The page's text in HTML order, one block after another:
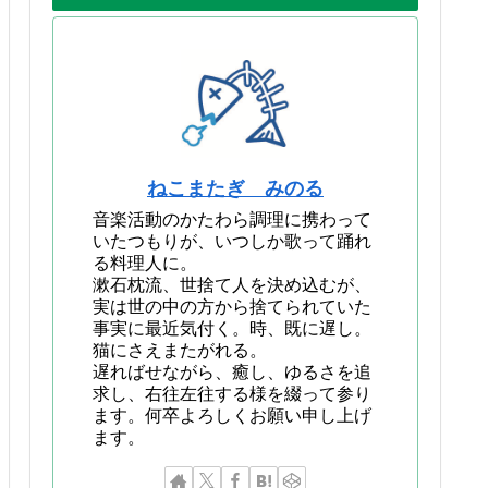
ねこまたぎ みのる
音楽活動のかたわら調理に携わって
いたつもりが、いつしか歌って踊れ
る料理人に。
漱石枕流、世捨て人を決め込むが、
実は世の中の方から捨てられていた
事実に最近気付く。時、既に遅し。
猫にさえまたがれる。
遅ればせながら、癒し、ゆるさを追
求し、右往左往する様を綴って参り
ます。何卒よろしくお願い申し上げ
ます。